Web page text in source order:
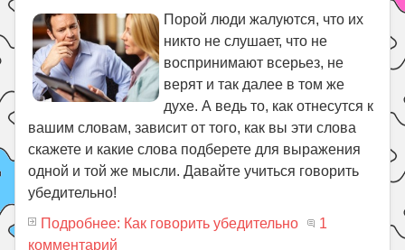
Порой люди жалуются, что их
никто не слушает, что не
воспринимают всерьез, не
верят и так далее в том же
духе. А ведь то, как отнесутся к
вашим словам, зависит от того, как вы эти слова
скажете и какие слова подберете для выражения
одной и той же мысли. Давайте учиться говорить
убедительно!
Подробнее: Как говорить убедительно
1
комментарий